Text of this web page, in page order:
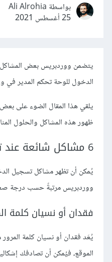
بواسطة Ali Alrohia
25 أغسطس 2021
يتضمن ووردبريس بعض المشاكل
الدخول للوحة تحكم المدير في
يلقي هذا المقال الضوء على
ظهور هذه المشاكل والحلول
6 مشاكل شائعة عند تسجيل الدخول في ووردبريس
يُمكن أن تظهر مشاكل تسجيل
ووردبريس مرتبةً حسب درجة
فقدان أو نسيان كلمة
يُعَد فقدان أو نسيان كلمة
الموقع، فيُمكن أن تصادفك